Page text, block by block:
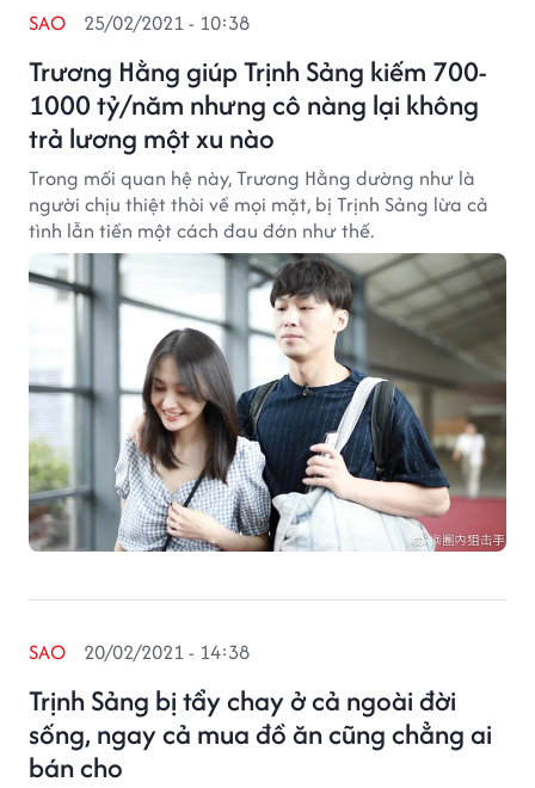
Trương Hằng giúp Trịnh Sảng kiếm 700-
1000 tỷ/năm nhưng cô nàng lại không
trả lương một xu nào
SAO 25/02/2021 - 10:38
Trong mối quan hệ này, Trương Hằng dường như là
người chịu thiệt thòi về mọi mặt, bị Trịnh Sảng lừa cả
tình lẫn tiền một cách đau đớn như thế.
Trịnh Sảng bị tẩy chay ở cả ngoài đời
sống, ngay cả mua đồ ăn cũng chẳng ai
bán cho
SAO 20/02/2021 - 14:38